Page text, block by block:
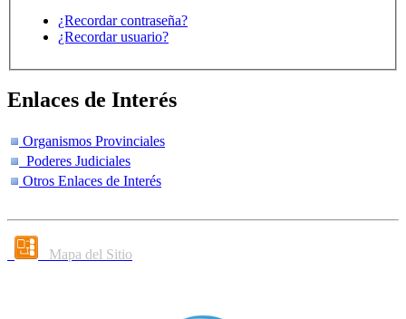
¿Recordar contraseña?
¿Recordar usuario?
Enlaces de Interés
Organismos Provinciales
Poderes Judiciales
Otros Enlaces de Interés
Mapa del Sitio